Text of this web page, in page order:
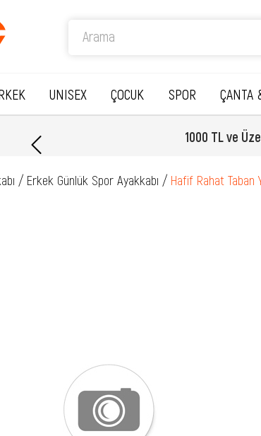
UNISEX ÇOCUK SPOR ÇANTA
1000 TL ve
Erkek Günlük Spor Ayakkabı Hafif Rahat Taban